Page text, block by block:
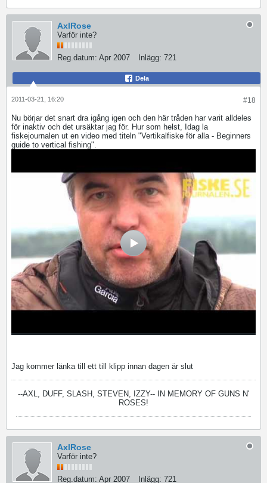
AxlRose
Varför inte?
Reg.datum: Apr 2007 Inlägg: 721
Dela
#18
2011-03-21, 16:20
Nu börjar det snart dra igång igen och den här tråden har varit alldeles
för inaktiv och det ursäktar jag för. Hur som helst, Idag la
fiskejournalen ut en video med titeln "Vertikalfiske för alla - Beginners
guide to vertical fishing".
Jag kommer länka till ett till klipp innan dagen är slut
--AXL, DUFF, SLASH, STEVEN, IZZY-- IN MEMORY OF GUNS N'
ROSES!
AxlRose
Varför inte?
Reg.datum: Apr 2007 Inlägg: 721